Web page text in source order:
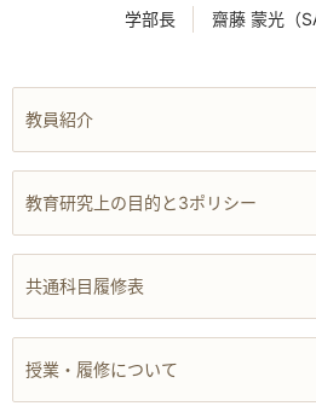
学部長 齋藤 蒙光（
教員紹介
教育研究上の目的と3ポリシー
共通科目履修表
授業・履修について